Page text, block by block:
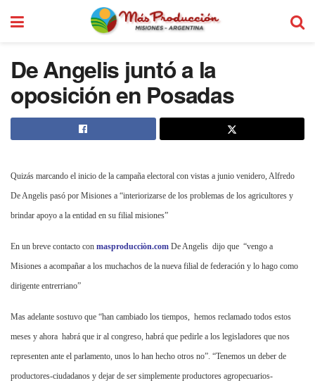
De Angelis juntó a la
oposición en Posadas
Quizás marcando el inicio de la campaña electoral con vistas a junio venidero, Alfredo
De Angelis pasó por Misiones a “interiorizarse de los problemas de los agricultores y
brindar apoyo a la entidad en su filial misiones”
En un breve contacto con masproducciòn.com De Angelis dijo que “vengo a
Misiones a acompañar a los muchachos de la nueva filial de federación y lo hago como
dirigente entrerriano”
Mas adelante sostuvo que “han cambiado los tiempos, hemos reclamado todos estos
meses y ahora habrá que ir al congreso, habrá que pedirle a los legisladores que nos
representen ante el parlamento, unos lo han hecho otros no”. “Tenemos un deber de
productores-ciudadanos y dejar de ser simplemente productores agropecuarios-